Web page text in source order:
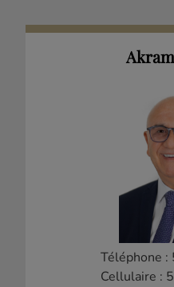
Téléphone
Cellulaire :